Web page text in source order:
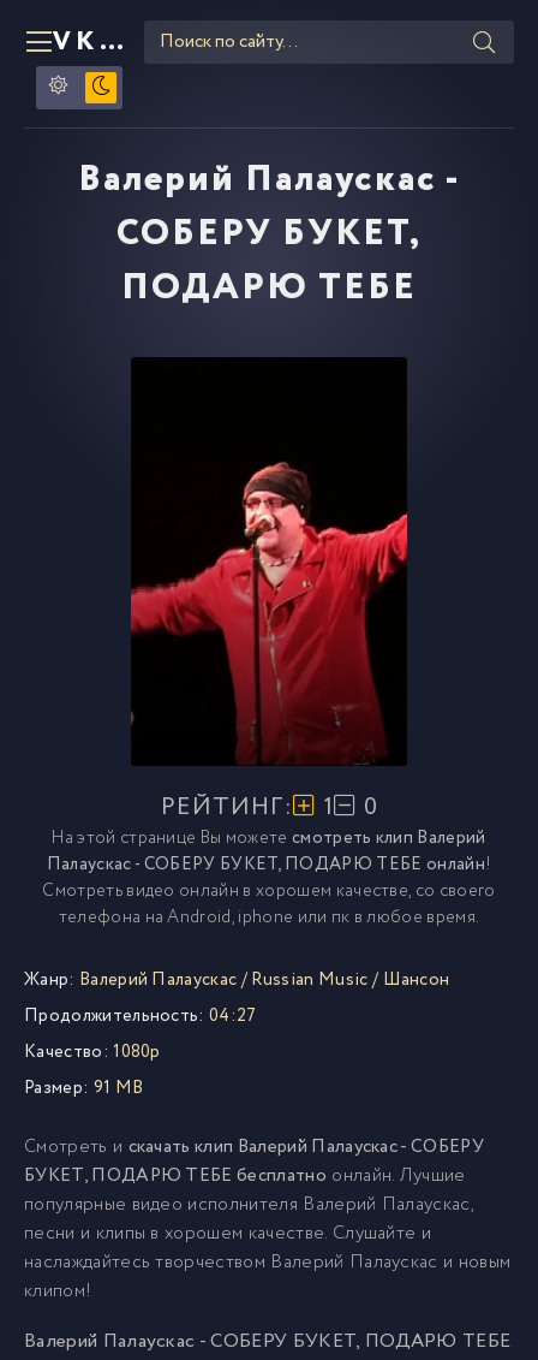
VKLIPE RU
Валерий Палаускас -
СОБЕРУ БУКЕТ,
ПОДАРЮ ТЕБЕ
РЕЙТИНГ: 1 0
На этой странице Вы можете смотреть клип Валерий
Палаускас - СОБЕРУ БУКЕТ, ПОДАРЮ ТЕБЕ онлайн!
Смотреть видео онлайн в хорошем качестве, со своего
телефона на Android, iphone или пк в любое время.
Жанр: Валерий Палаускас/Russian Music/ Шансон
Продолжительность: 04:27
Качество: 1080p
Размер: 91 MB
Смотреть и скачать клип Валерий Палаускас - СОБЕРУ
БУКЕТ, ПОДАРЮ ТЕБЕ бесплатно онлайн. Лучшие
популярные видео исполнителя Валерий Палаускас,
песни и клипы в хорошем качестве. Слушайте и
наслаждайтесь творчеством Валерий Палаускас и новым
клипом!
Валерий Палаускас - СОБЕРУ БУКЕТ, ПОДАРЮ ТЕБЕ